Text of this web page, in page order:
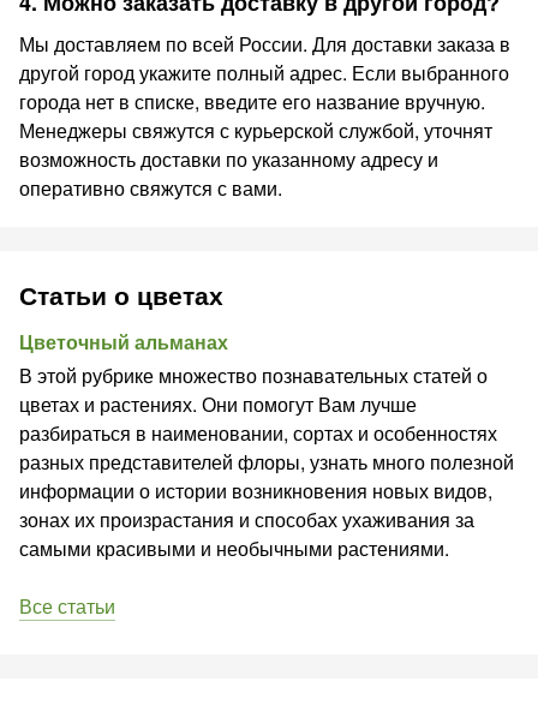
Мы доставляем по всей России. Для доставки заказа в
другой город укажите полный адрес. Если выбранного
города нет в списке, введите его название вручную.
Менеджеры свяжутся с курьерской службой, уточнят
возможность доставки по указанному адресу и
оперативно свяжутся с вами.
Статьи о цветах
Цветочный альманах
В этой рубрике множество познавательных статей о
цветах и растениях. Они помогут Вам лучше
разбираться в наименовании, сортах и особенностях
разных представителей флоры, узнать много полезной
информации о истории возникновения новых видов,
зонах их произрастания и способах ухаживания за
самыми красивыми и необычными растениями.
Все статьи